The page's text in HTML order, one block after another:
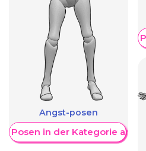
Angst-posen
Posen in der Kategorie
Weitere